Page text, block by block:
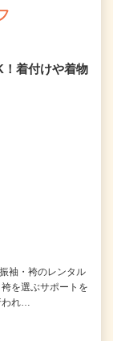
！着付けや着物
袖・袴のレンタル
を選ぶサポートを
われ…